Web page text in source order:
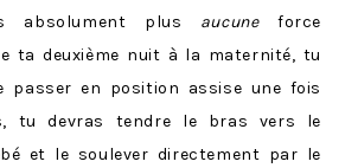
absolument plus aucuneforce
ta deuxième nuit à la maternité, tu
passer en position assise une fois
tu devras tendre le bras vers le
et le soulever directement par le